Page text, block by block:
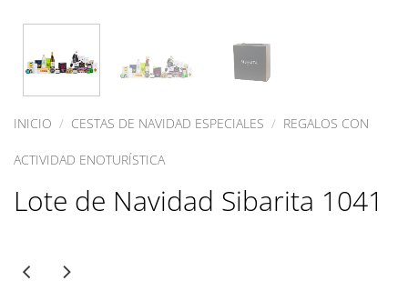
INICIO / CESTAS DE NAVIDAD ESPECIALES / REGALOS CON
ACTIVIDAD ENOTURÍSTICA
Lote de Navidad Sibarita 1041